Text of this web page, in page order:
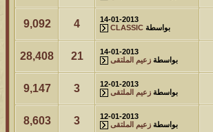
14-01-2013
بواسطة CLASSIC
4
9,092
14-01-2013
بواسطة زعيم الملتقى 21
28,408
12-01-2013
بواسطة زعيم الملتقى 3
9,147
12-01-2013
بواسطة زعيم الملتقى 3
8,603